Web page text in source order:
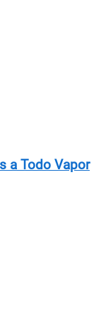
a Todo Vapor